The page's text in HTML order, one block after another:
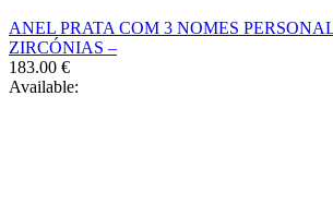
on
ANEL PRATA COM 3 NOMES
ZIRCÓNIAS –
183.00 €
Available: